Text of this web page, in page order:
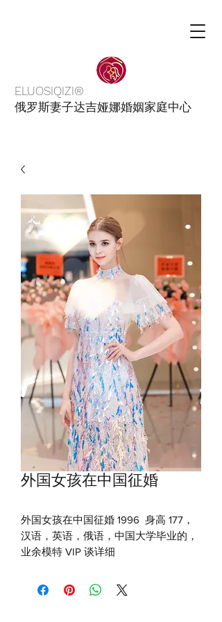
ELUOSIQIZI®
俄罗斯妻子达吉娅娜婚姻家庭中心
外国女孩在中国征婚
外国女孩在中国征婚 1996 身高 177，
汉语，英语，俄语，中国大学毕业的，
业余模特 VIP 谈详细